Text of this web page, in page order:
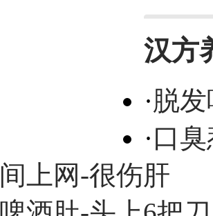
汉方
·脱
·口
上网-很伤肝